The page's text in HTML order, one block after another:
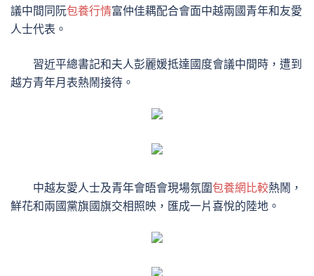
議中間同阮包養行情富仲佳耦配合會面中越兩國青年和友愛
人士代表。
習近平總書記和夫人彭麗媛抵達國度會議中間時，遭到
越方青年月表熱鬧接待。
中越友愛人士及青年會晤會現場氛圍包養網比較熱鬧，
鮮花和兩國黨旗國旗交相照映，匯成一片喜悅的陸地。